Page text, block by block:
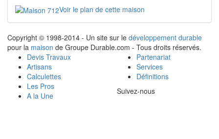
Voir le plan de cette maison
Copyright © 1998-2014 - Un site sur le développement durable
pour la maison de Groupe Durable.com - Tous droits réservés.
Devis Travaux
Artisans
Calculettes
Les Pros
A la Une
Partenariat
Services
Définitions
Suivez-nous